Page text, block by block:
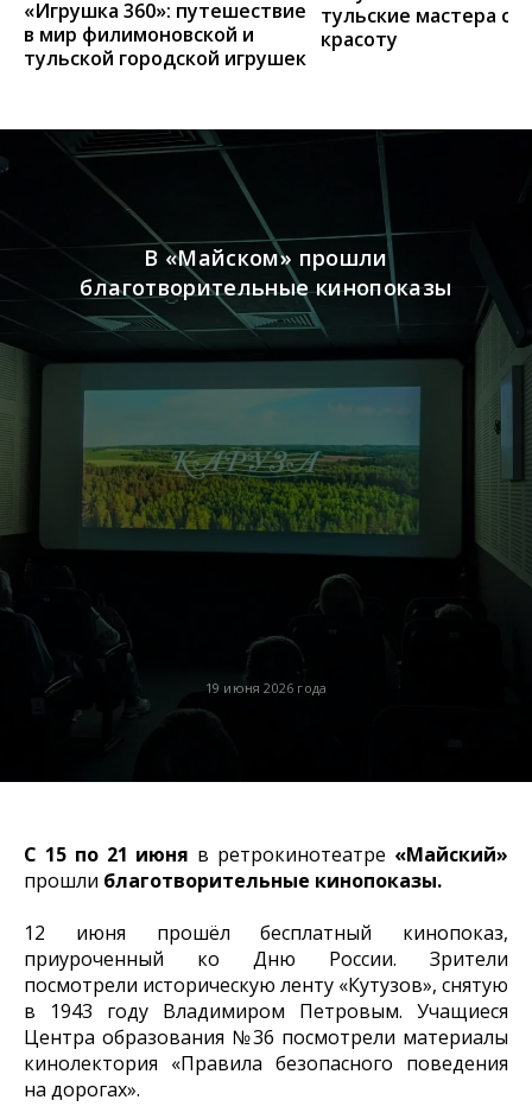
«Игрушка 360»: путешествие
в мир филимоновской и
тульской городской игрушек
тульские мастера
красоту
19 июня 2026 года
В «Майском» прошли
благотворительные кинопоказы
С 15 по 21 июня в ретрокинотеатре «Майский»
прошли благотворительные кинопоказы.
12 июня прошёл бесплатный кинопоказ,
приуроченный ко Дню России. Зрители
посмотрели историческую ленту «Кутузов», снятую
в 1943 году Владимиром Петровым. Учащиеся
Центра образования №36 посмотрели материалы
кинолектория «Правила безопасного поведения
на дорогах».